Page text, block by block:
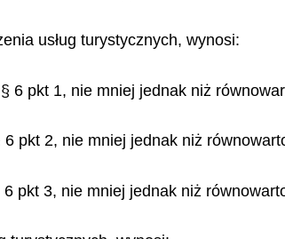
usług turystycznych, wynosi:
6 pkt 1, nie mniej jednak niż
pkt 2, nie mniej jednak niż
pkt 3, nie mniej jednak niż